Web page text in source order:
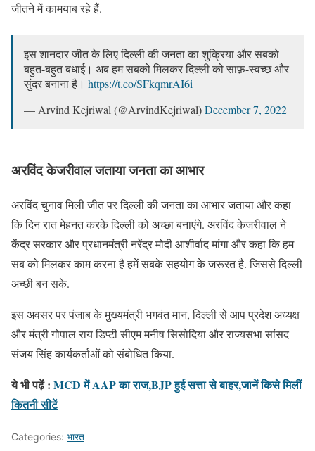
जीतने में कामयाब रहे हैं.
इस शानदार जीत के लिए दिल्ली की जनता का शुक्रिया और सबको
बहुत-बहुत बधाई। अब हम सबको मिलकर दिल्ली को साफ़-स्वच्छ और
सुंदर बनाना है। https://t.co/SFkqmrAI6i
— Arvind Kejriwal (@ArvindKejriwal)December 7, 2022
अरविंद केजरीवाल जताया जनता का आभार
अरविंद चुनाव मिली जीत पर दिल्ली की जनता का आभार जताया और कहा
कि दिन रात मेहनत करके दिल्ली को अच्छा बनाएंगे. अरविंद केजरीवाल ने
केंद्र सरकार और प्रधानमंत्री नरेंद्र मोदी आशीर्वाद मांगा और कहा कि हम
सब को मिलकर काम करना है हमें सबके सहयोग के जरूरत है. जिससे दिल्ली
अच्छी बन सके.
इस अवसर पर पंजाब के मुख्यमंत्री भगवंत मान, दिल्ली से आप प्रदेश अध्यक्ष
और मंत्री गोपाल राय डिप्टी सीएम मनीष सिसोदिया और राज्यसभा सांसद
संजय सिंह कार्यकर्ताओं को संबोधित किया.
ये भी पढ़ें : MCD में AAP का राज,BJP हुई सत्ता से बाहर,जानें किसे मिलीं
कितनी सीटें
Categories: भारत